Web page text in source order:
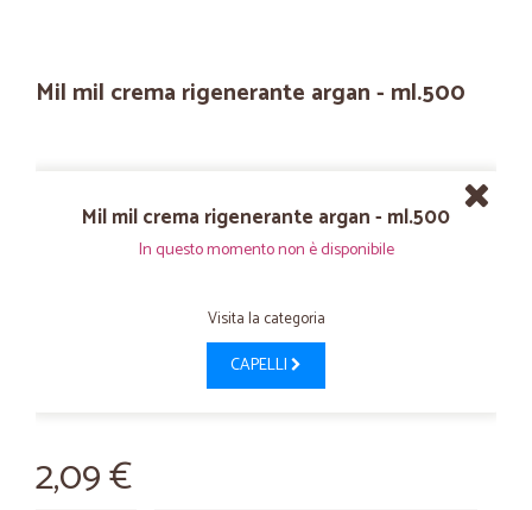
Mil mil crema rigenerante argan - ml.500
Mil mil crema rigenerante argan - ml.500
In questo momento non è disponibile
Visita la categoria
CAPELLI
2,09 €